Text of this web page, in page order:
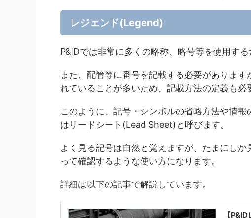
レジェンド(Legend)
P&IDでは非常に多くの略称、略号等を使用す
また、配管等に番号を記載する必要がありま
れていることが多いため、記載方法の定義も必
このように、記号・シンボルの省略方法や情
はリードシート(Lead Sheet)と呼びます。
よく見る記号は自然と覚えますが、たまにし
って確認するような使い方になります。
詳細は以下の記事で解説しています。
【